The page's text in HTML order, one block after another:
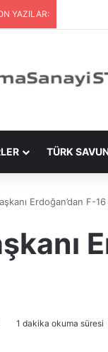
YAZILAR:
TÜRK
Erdoğan’dan F-
1 dakika okuma süresi